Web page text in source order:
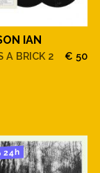
IAN
A BRICK 2 € 50
24h